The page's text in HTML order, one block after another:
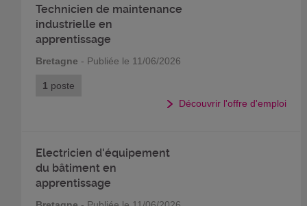
Technicien de maintenance
industrielle en
apprentissage
Bretagne - Publiée le 11/06/2026
1 poste
Découvrir l'offre d'emploi
Electricien d'équipement
du bâtiment en
apprentissage